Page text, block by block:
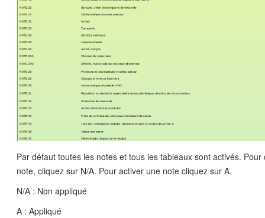
Par défaut toutes les notes et tous les tableaux sont activés. Pour
note, cliquez sur N/A. Pour activer une note cliquez sur A.
N/A : Non appliqué
A : Appliqué